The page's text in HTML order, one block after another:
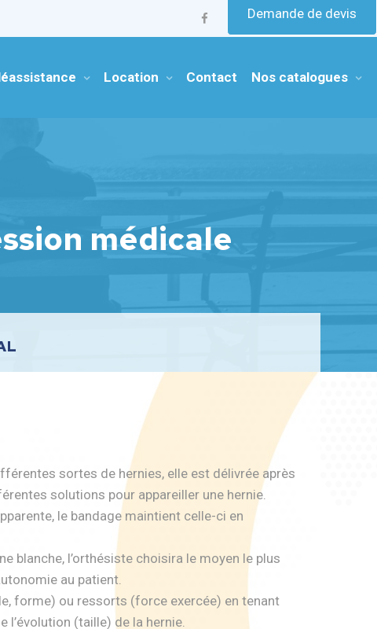
Demande de devis
Location Contact Nos catalogues
médicale
sortes de hernies, elle est délivrée après
solutions pour appareiller une hernie.
le bandage maintient celle-ci en
blanche, l’orthésiste choisira le moyen le plus
au patient.
forme) ou ressorts (force exercée) en tenant
l’évolution (taille) de la hernie.